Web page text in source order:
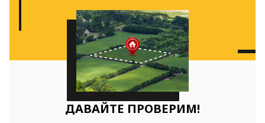
ДАВАЙТЕ ПРОВЕРИМ!